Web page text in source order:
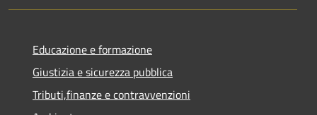
Educazione e formazione
Giustizia e sicurezza pubblica
Tributi,finanze e contravvenzioni